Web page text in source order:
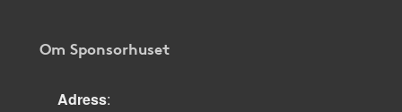
Om Sponsorhuset
Adress: